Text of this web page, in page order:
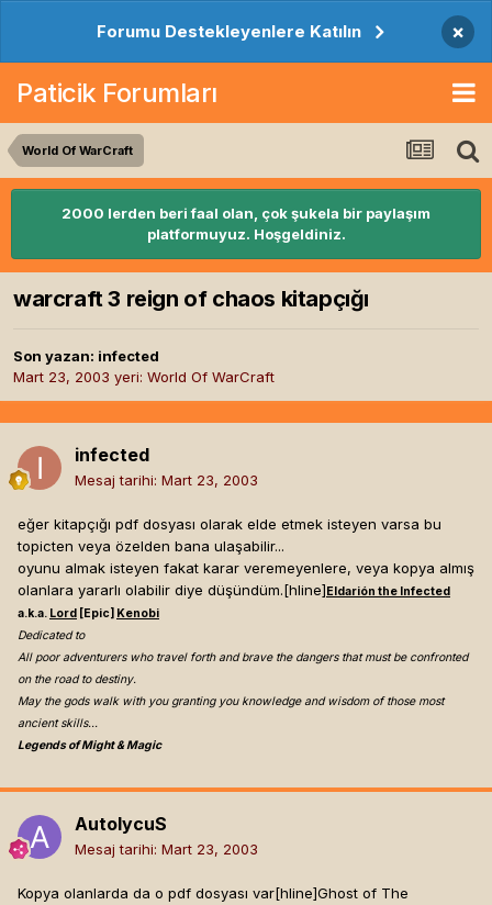
Forumu Destekleyenlere Katılın ×
Paticik Forumları
World Of WarCraft
2000 lerden beri faal olan, çok şukela bir paylaşım
platformuyuz. Hoşgeldiniz.
warcraft 3 reign of chaos kitapçığı
Son yazan: infected
Mart 23, 2003 yeri: World Of WarCraft
infected
Mesaj tarihi: Mart 23, 2003
eğer kitapçığı pdf dosyası olarak elde etmek isteyen varsa bu
topicten veya özelden bana ulaşabilir...
oyunu almak isteyen fakat karar veremeyenlere, veya kopya almış
olanlara yararlı olabilir diye düşündüm.[hline] Eldarión the Infected
a.k.a. Lord [Epic] Kenobi
Dedicated to
All poor adventurers who travel forth and brave the dangers that must be confronted
on the road to destiny.
May the gods walk with you granting you knowledge and wisdom of those most
ancient skills...
Legends of Might & Magic
AutolycuS
Mesaj tarihi: Mart 23, 2003
Kopya olanlarda da o pdf dosyası var[hline]Ghost of The